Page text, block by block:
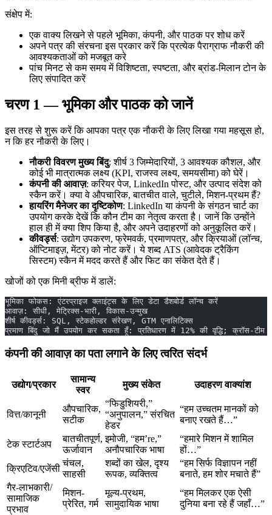
संक्षेप में:
एक वाक्य लिखने से पहले भूमिका, कंपनी, और पाठक पर शोध करें
अपने पत्र की संरचना इस प्रकार करें कि प्रत्येक पैराग्राफ नौकरी की
आवश्यकताओं को मजबूत करे
पांच मिनट से कम समय में विशिष्टता, स्पष्टता, और ब्रांड-मिलान टोन के
लिए संपादित करें
चरण 1 — भूमिका और पाठक को जानें
इस तरह से शुरू करें कि आपका पत्र एक नौकरी के लिए लिखा गया महसूस हो,
न कि हर नौकरी के लिए।
नौकरी विवरण मुख्य बिंदु: शीर्ष 3 जिम्मेदारियों, 3 आवश्यक कौशल, और
कोई भी मात्रात्मक लक्ष्य (KPI, राजस्व लक्ष्य, समयसीमा) को घेरें।
कंपनी की आवाज़: करियर पेज, LinkedIn पोस्ट, और उत्पाद संदेश को
स्कैन करें। क्या वे औपचारिक, बातचीत वाले, चुटीले, मिशन-प्रथम हैं?
हायरिंग मैनेजर का दृष्टिकोण: LinkedIn या कंपनी के संगठन चार्ट का
उपयोग करके देखें कि कौन टीम का नेतृत्व करता है। जानें कि उन्होंने
हाल ही में क्या शिप किया है, और अपने उदाहरणों को अनुकूलित करें।
कीवर्ड्स: उद्योग उपकरण, फ्रेमवर्क, प्रमाणपत्र, और क्रियाओं (लॉन्च,
ऑप्टिमाइज़, मेंटर) को नोट करें। ये शब्द ATS (आवेदक ट्रैकिंग
सिस्टम) स्कैन में मदद करते हैं और फिट का संकेत देते हैं।
खोजों को एक मिनी ब्रीफ में डालें:
भूमिका फोकस: एंटरप्राइज क्लाइंट्स के लिए डेटा डैशबोर्ड लॉन्च करें
आवाज़: सीधी, मेट्रिक्स-भारी, विकास-उन्मुख
शीर्ष कीवर्ड्स: SQL, स्टेकहोल्डर संरेखण, GTM एनालिटिक्स
प्रमाण बिंदु जो मैं उपयोग कर सकता हूँ: प्रतिधारण में 12% की वृद्धि; क्रॉस-
कंपनी की आवाज़ का पता लगाने के लिए त्वरित संदर्भ
उद्योग/प्रकार
सामान्य
स्वर
मुख्य संकेत उदाहरण वाक्यांश
वित्त/कानूनी
औपचारिक,
सटीक
“फिडुशियरी,”
“अनुपालन,” संरचित
हेडर
“हम उच्चतम मानकों को
बनाए रखते हैं…”
टेक स्टार्टअप
बातचीतपूर्ण,
ऊर्जावान
इमोजी, “हम’re,”
अनौपचारिक भाषा
“हमारे मिशन में शामिल
हों…”
क्रिएटिव/एजेंसी
चंचल,
साहसी
शब्दों का खेल, दृश्य
रूपक, व्यक्तित्व
“हम सिर्फ विज्ञापन नहीं
बनाते, हम शोर मचाते हैं”
गैर-लाभकारी/
सामाजिक
प्रभाव
मिशन-
प्रेरित, गर्म
मूल्य-प्रथम,
सामुदायिक भाषा
“हम मिलकर एक ऐसी
दुनिया बना रहे हैं जहाँ…”